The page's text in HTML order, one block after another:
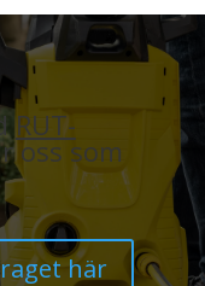
RUT-
oss som
här